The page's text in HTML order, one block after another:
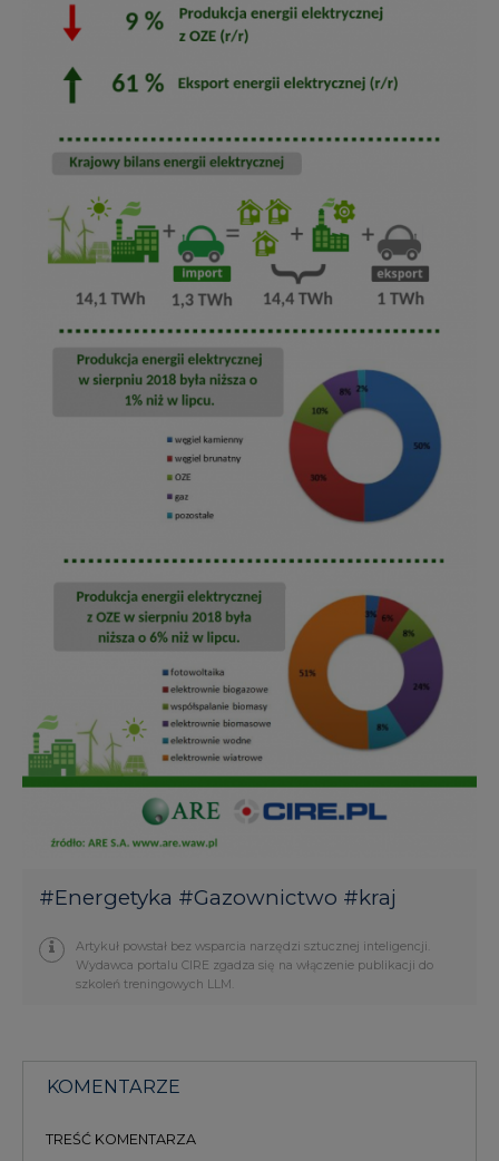
#Energetyka #Gazownictwo #kraj
Artykuł powstał bez wsparcia narzędzi sztucznej inteligencji.
Wydawca portalu CIRE zgadza się na włączenie publikacji do
szkoleń treningowych LLM.
KOMENTARZE
TREŚĆ KOMENTARZA